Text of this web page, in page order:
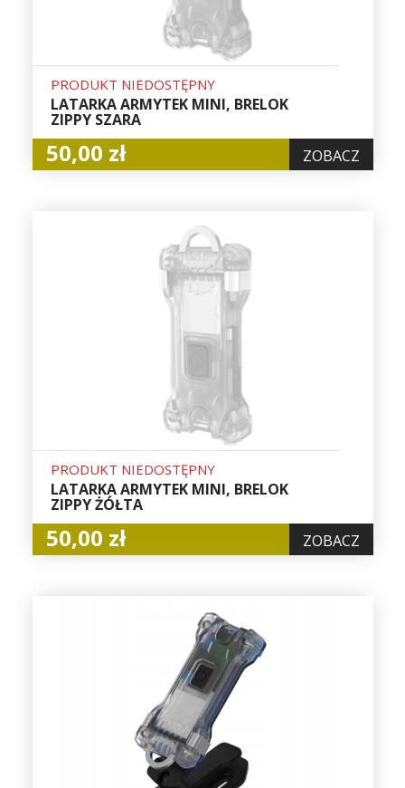
PRODUKT NIEDOSTĘPNY
LATARKA ARMYTEK MINI, BRELOK
ZIPPY SZARA
50,00 zł ZOBACZ
PRODUKT NIEDOSTĘPNY
LATARKA ARMYTEK MINI, BRELOK
ZIPPY ŻÓŁTA
50,00 zł ZOBACZ